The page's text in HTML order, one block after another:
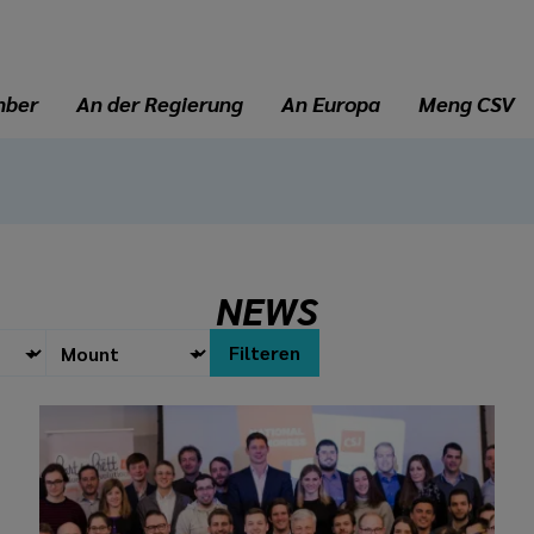
An der Regierung An Europa Meng CSV
NEWS